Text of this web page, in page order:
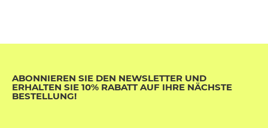
ABONNIEREN SIE DEN NEWSLETTER UND
ERHALTEN SIE 10% RABATT AUF IHRE NÄCHSTE
BESTELLUNG!